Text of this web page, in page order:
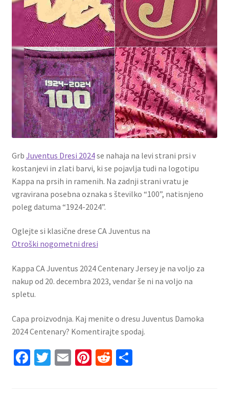
Grb Juventus Dresi 2024se nahaja na levi strani prsi v
kostanjevi in ​​zlati barvi, ki se pojavlja tudi na logotipu
Kappa na prsih in ramenih. Na zadnji strani vratu je
vgravirana posebna oznaka s številko “100”, natisnjeno
poleg datuma “1924-2024”.
Oglejte si klasične drese CA Juventus na
Otroški nogometni dresi
Kappa CA Juventus 2024 Centenary Jersey je na voljo za
nakup od 20. decembra 2023, vendar še ni na voljo na
spletu.
Capa proizvodnja. Kaj menite o dresu Juventus Damoka
2024 Centenary? Komentirajte spodaj.
Fa T E Pi R S